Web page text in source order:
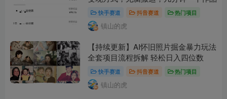
快手赛道 抖音赛道 热门项目
镇山的虎
【持续更新】AI怀旧照片掘金暴力玩法
全套项目流程拆解 轻松日入四位数
快手赛道 抖音赛道 热门项目
镇山的虎